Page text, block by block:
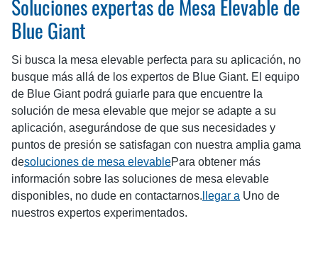
Soluciones expertas de Mesa Elevable de
Blue Giant
Si busca la mesa elevable perfecta para su aplicación, no
busque más allá de los expertos de Blue Giant. El equipo
de Blue Giant podrá guiarle para que encuentre la
solución de mesa elevable que mejor se adapte a su
aplicación, asegurándose de que sus necesidades y
puntos de presión se satisfagan con nuestra amplia gama
desoluciones de mesa elevablePara obtener más
información sobre las soluciones de mesa elevable
disponibles, no dude en contactarnos. llegar a Uno de
nuestros expertos experimentados.